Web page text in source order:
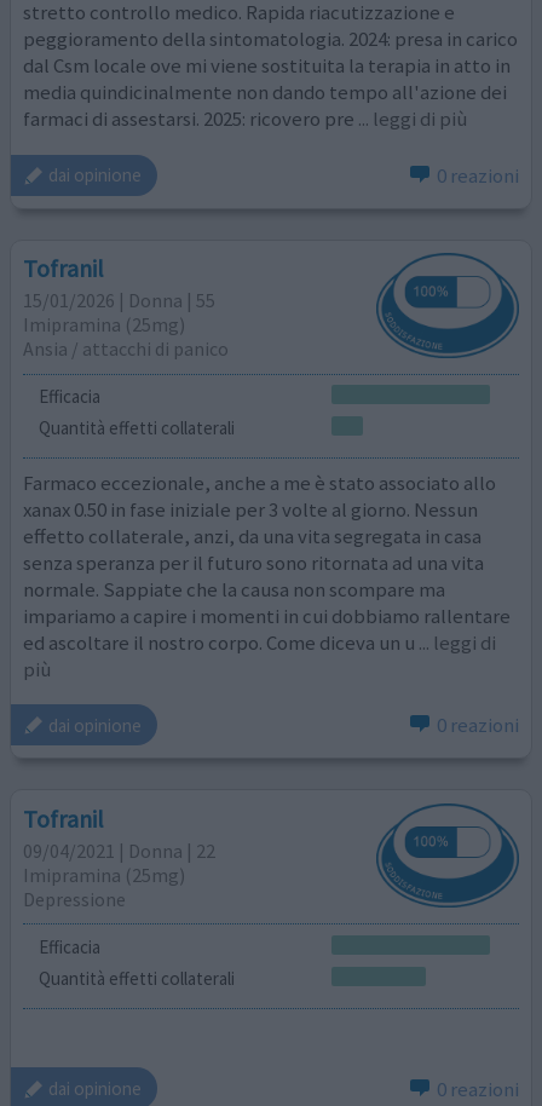
stretto controllo medico. Rapida riacutizzazione e
peggioramento della sintomatologia. 2024: presa in carico
dal Csm locale ove mi viene sostituita la terapia in atto in
media quindicinalmente non dando tempo all'azione dei
farmaci di assestarsi. 2025: ricovero pre ... leggi di più
dai opinione 0 reazioni
Tofranil
15/01/2026 | Donna | 55
Imipramina (25mg)
Ansia / attacchi di panico
Efficacia
Quantità effetti collaterali
Farmaco eccezionale, anche a me è stato associato allo
xanax 0.50 in fase iniziale per 3 volte al giorno. Nessun
effetto collaterale, anzi, da una vita segregata in casa
senza speranza per il futuro sono ritornata ad una vita
normale. Sappiate che la causa non scompare ma
impariamo a capire i momenti in cui dobbiamo rallentare
ed ascoltare il nostro corpo. Come diceva un u ... leggi di
più
dai opinione 0 reazioni
Tofranil
09/04/2021 | Donna | 22
Imipramina (25mg)
Depressione
Efficacia
Quantità effetti collaterali
dai opinione 0 reazioni